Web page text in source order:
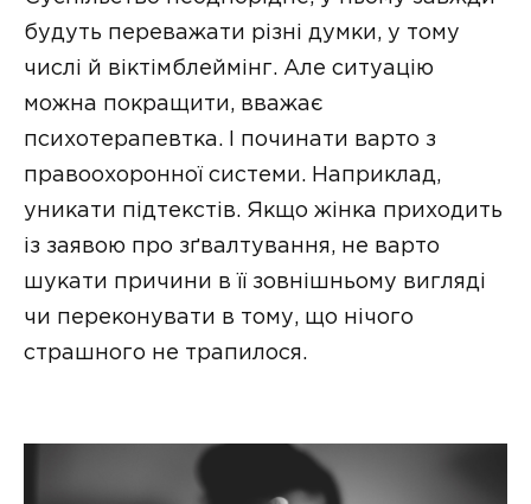
будуть переважати різні думки, у тому
числі й віктімблеймінг. Але ситуацію
можна покращити, вважає
психотерапевтка. І починати варто з
правоохоронної системи. Наприклад,
уникати підтекстів. Якщо жінка приходить
із заявою про зґвалтування, не варто
шукати причини в її зовнішньому вигляді
чи переконувати в тому, що нічого
страшного не трапилося.